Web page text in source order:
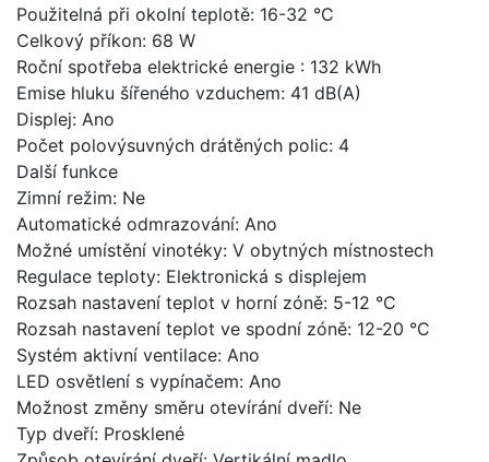
Použitelná při okolní teplotě: 16-32 °C
Celkový příkon: 68 W
Roční spotřeba elektrické energie : 132 kWh
Emise hluku šířeného vzduchem: 41 dB(A)
Displej: Ano
Počet polovýsuvných drátěných polic: 4
Další funkce
Zimní režim: Ne
Automatické odmrazování: Ano
Možné umístění vinotéky: V obytných místnostech
Regulace teploty: Elektronická s displejem
Rozsah nastavení teplot v horní zóně: 5-12 °C
Rozsah nastavení teplot ve spodní zóně: 12-20 °C
Systém aktivní ventilace: Ano
LED osvětlení s vypínačem: Ano
Možnost změny směru otevírání dveří: Ne
Typ dveří: Prosklené